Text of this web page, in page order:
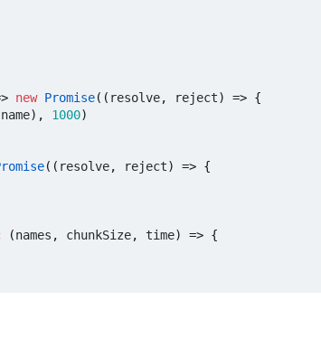
new Promise(( resolve, reject) => {
name), 1000)
(( resolve, reject) => {
(names , chunkSize, time) => {